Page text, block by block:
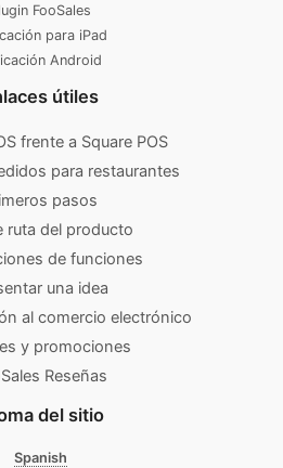
FooSales
para iPad
Android
útiles
frente a Square POS
para restaurantes
pasos
ruta del producto
de funciones
una idea
al comercio electrónico
y promociones
Reseñas
del sitio
Spanish